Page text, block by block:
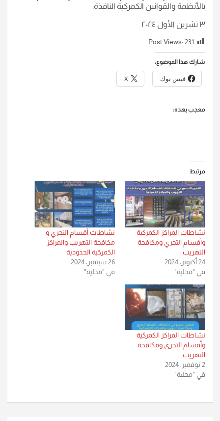
بالأنظمة والقوانين الكمركية النافذة.
٣ تشرين الأول ٢٠٢٤
Post Views: 231
شارك هذا الموضوع:
فيس بوك X
معجب بهذه:
مرتبط
نشاطات المراكز الكمركية
وأقسام التحري ومكافحة
التهريب
24 أكتوبر، 2024
في "محلية"
نشاطات أقسام التحري و
مكافحة التهريب والمراكز
الكمركية الحدودية
26 سبتمبر، 2024
في "محلية"
نشاطات المراكز الكمركية
وأقسام التحري ومكافحة
التهريب
2 نوفمبر، 2024
في "محلية"